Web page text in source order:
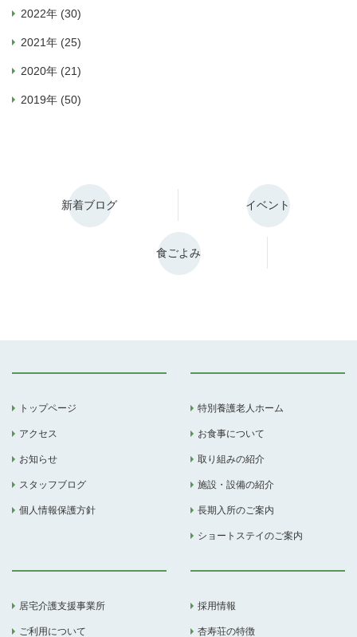
2022年 (30)
2021年 (25)
2020年 (21)
2019年 (50)
新着ブログ イベント
食ごよみ
トップページ
アクセス
お知らせ
スタッフブログ
個人情報保護方針
特別養護老人ホーム
お食事について
取り組みの紹介
施設・設備の紹介
長期入所のご案内
ショートステイのご案内
居宅介護支援事業所
ご利用について
採用情報
杏寿荘の特徴